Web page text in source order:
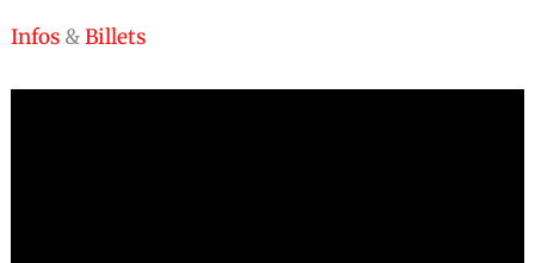
Infos &Billets